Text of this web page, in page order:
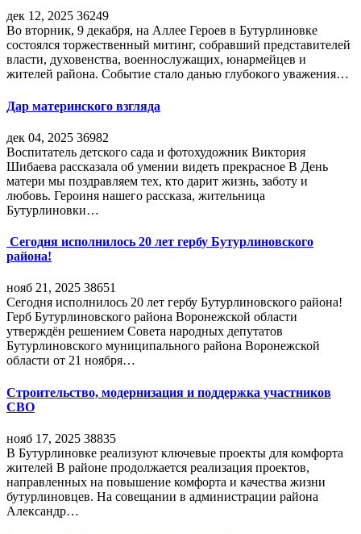
дек 12, 2025 36249
Во вторник, 9 декабря, на Аллее Героев в Бутурлиновке
состоялся торжественный митинг, собравший представителей
власти, духовенства, военнослужащих, юнармейцев и
жителей района. Событие стало данью глубокого уважения…
Дар материнского взгляда
дек 04, 2025 36982
Воспитатель детского сада и фотохудожник Виктория
Шибаева рассказала об умении видеть прекрасное В День
матери мы поздравляем тех, кто дарит жизнь, заботу и
любовь. Героиня нашего рассказа, жительница
Бутурлиновки…
Сегодня исполнилось 20 лет гербу Бутурлиновского
района!
нояб 21, 2025 38651
Сегодня исполнилось 20 лет гербу Бутурлиновского района!
Герб Бутурлиновского района Воронежской области
утверждён решением Совета народных депутатов
Бутурлиновского муниципального района Воронежской
области от 21 ноября…
Строительство, модернизация и поддержка участников
СВО
нояб 17, 2025 38835
В Бутурлиновке реализуют ключевые проекты для комфорта
жителей В районе продолжается реализация проектов,
направленных на повышение комфорта и качества жизни
бутурлиновцев. На совещании в администрации района
Александр…